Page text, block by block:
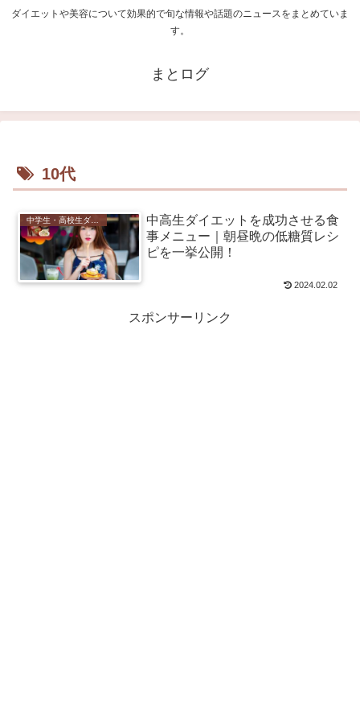
ダイエットや美容について効果的で旬な情報や話題のニュースをまとめていま
す。
まとログ
10代
中高生ダイエットを成功させる食
事メニュー｜朝昼晩の低糖質レシ
ピを一挙公開！
2024.02.02
スポンサーリンク